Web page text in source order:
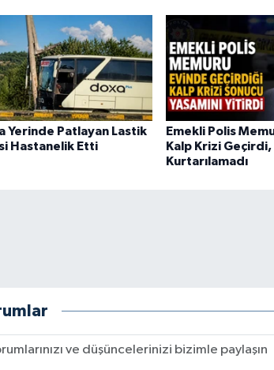
Yerinde Patlayan Lastik
Hastanelik Etti
Emekli Polis
Kalp Krizi Geçirdi,
Kurtarılamadı